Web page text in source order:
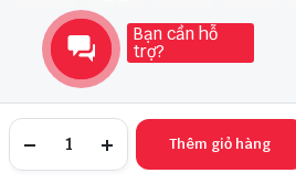
Thêm giỏ hàng
Bạn cần hỗ
trợ?
TRANG CHỦ TÌM KIẾM YÊU THÍCH